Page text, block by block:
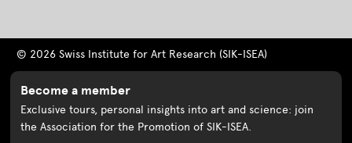
© 2026 Swiss Institute for Art Research (SIK-ISEA)
Become a member
Exclusive tours, personal insights into art and science: join
the Association for the Promotion of SIK-ISEA.